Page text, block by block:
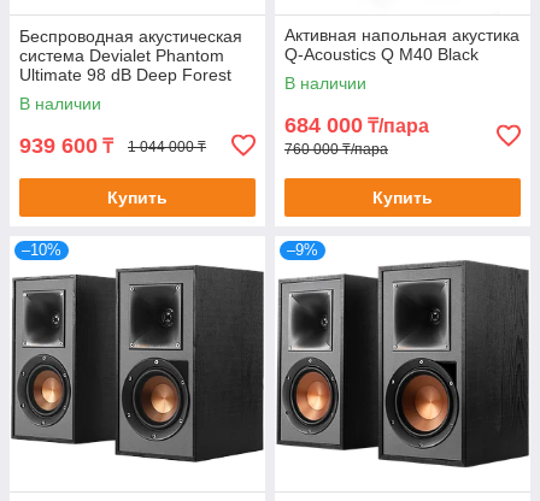
Беспроводная акустическая
система Devialet Phantom
Ultimate 98 dB Deep Forest
(Франция)
В наличии
939 600 ₸ 1 044 000 ₸
Купить
Активная напольная акустика
Q-Acoustics Q M40 Black
В наличии
684 000 ₸/пара
760 000 ₸/пара
Купить
–10% –9%